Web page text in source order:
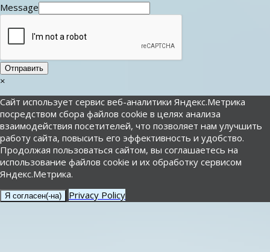
Message
Отправить
×
Сайт использует сервис веб-аналитики Яндекс.Метрика
посредством сбора файлов cookie в целях анализа
взаимодействия посетителей, что позволяет нам улучшить
работу сайта, повысить его эффективность и удобство.
Продолжая пользоваться сайтом, вы соглашаетесь на
использование файлов cookie и их обработку сервисом
Яндекс.Метрика.
Я согласен(-на) Privacy Policy